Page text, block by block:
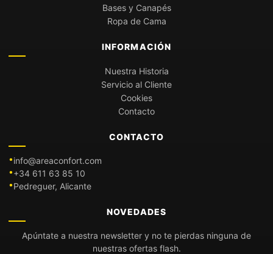
Bases y Canapés
Ropa de Cama
INFORMACIÓN
Nuestra Historia
Servicio al Cliente
Cookies
Contacto
CONTACTO
info@areaconfort.com
+34 611 63 85 10
Pedreguer, Alicante
NOVEDADES
Apúntate a nuestra newsletter y no te pierdas ninguna de
nuestras ofertas flash.